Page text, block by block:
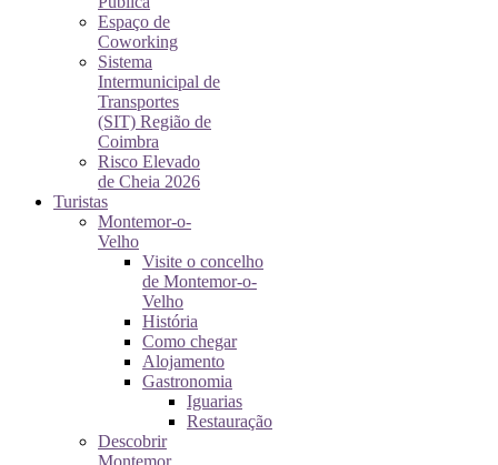
Espaço de
Coworking
Sistema
Intermunicipal de
Transportes
(SIT) Região de
Coimbra
Risco Elevado
de Cheia 2026
Turistas
Montemor-o-
Velho
Visite o concelho
de Montemor-o-
Velho
História
Como chegar
Alojamento
Gastronomia
Iguarias
Restauração
Descobrir
Montemor